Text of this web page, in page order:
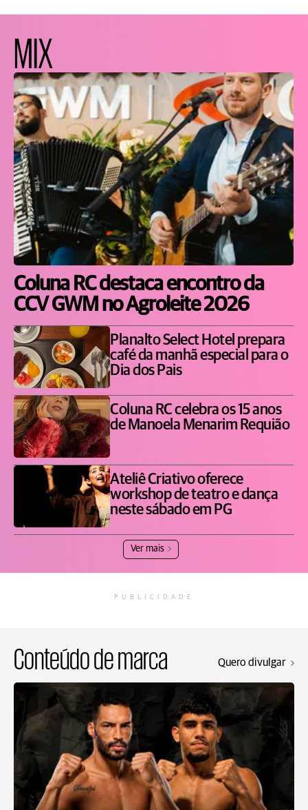
MIX
Coluna RC destaca encontro da
CCV GWM no Agroleite 2026
Planalto Select Hotel prepara
café da manhã especial para o
Dia dos Pais
Coluna RC celebra os 15 anos
de Manoela Menarim Requião
Ateliê Criativo oferece
workshop de teatro e dança
neste sábado em PG
Ver mais
PUBLICIDADE
Conteúdo de marca Quero divulgar